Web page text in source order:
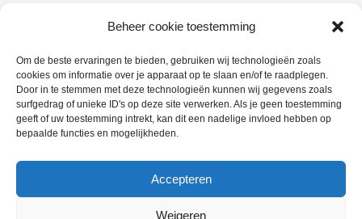
Beheer cookie toestemming
Om de beste ervaringen te bieden, gebruiken wij technologieën zoals
cookies om informatie over je apparaat op te slaan en/of te raadplegen.
Door in te stemmen met deze technologieën kunnen wij gegevens zoals
surfgedrag of unieke ID's op deze site verwerken. Als je geen toestemming
geeft of uw toestemming intrekt, kan dit een nadelige invloed hebben op
bepaalde functies en mogelijkheden.
Accepteren
Weigeren